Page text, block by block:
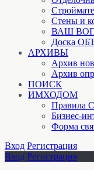
Стены и
ВАШ
Доска
АРХИВЫ
Архив
Архив
ПОИСК
ИМХОДОМ
Правила
Бизнес-
Форма
Вход Регистрация
Вход Регистрация